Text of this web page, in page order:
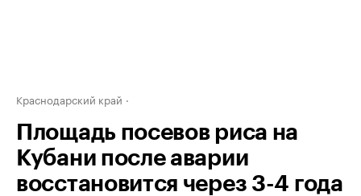
Краснодарский край
Площадь посевов риса на
Кубани после аварии
восстановится через 3-4 года